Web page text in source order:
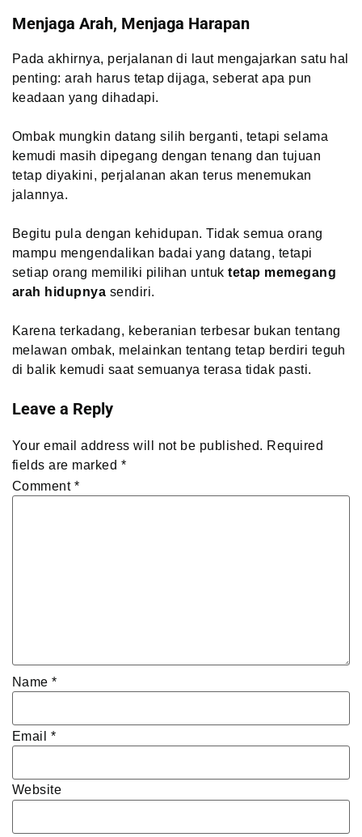
Menjaga Arah, Menjaga Harapan
Pada akhirnya, perjalanan di laut mengajarkan satu hal
penting: arah harus tetap dijaga, seberat apa pun
keadaan yang dihadapi.
Ombak mungkin datang silih berganti, tetapi selama
kemudi masih dipegang dengan tenang dan tujuan
tetap diyakini, perjalanan akan terus menemukan
jalannya.
Begitu pula dengan kehidupan. Tidak semua orang
mampu mengendalikan badai yang datang, tetapi
setiap orang memiliki pilihan untuktetap memegang
arah hidupnya sendiri.
Karena terkadang, keberanian terbesar bukan tentang
melawan ombak, melainkan tentang tetap berdiri teguh
di balik kemudi saat semuanya terasa tidak pasti.
Leave a Reply
Your email address will not be published. Required
fields are marked *
Comment *
Name*
Email *
Website